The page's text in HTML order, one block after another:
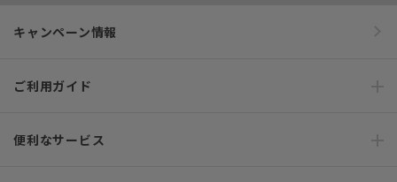
キャンペーン情報
ご利用ガイド
便利なサービス